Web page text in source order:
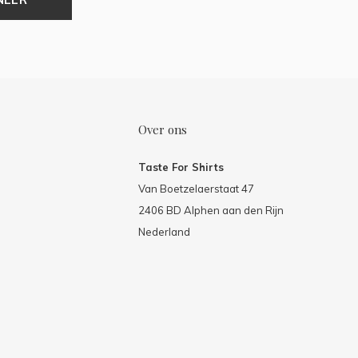
Over ons
Taste For Shirts
Van Boetzelaerstaat 47
2406 BD Alphen aan den Rijn
Nederland